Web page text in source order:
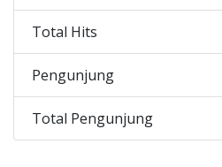
Total Hits
Pengunjung
Total Pengunjung